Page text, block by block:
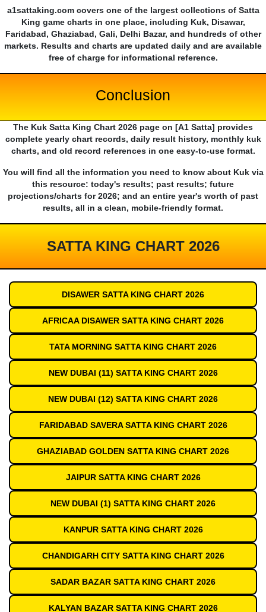
a1sattaking.com covers one of the largest collections of Satta
King game charts in one place, including Kuk, Disawar,
Faridabad, Ghaziabad, Gali, Delhi Bazar, and hundreds of other
markets. Results and charts are updated daily and are available
free of charge for informational reference.
Conclusion
The Kuk Satta King Chart 2026 page on [A1 Satta] provides
complete yearly chart records, daily result history, monthly kuk
charts, and old record references in one easy-to-use format.
You will find all the information you need to know about Kuk via
this resource: today's results; past results; future
projections/charts for 2026; and an entire year's worth of past
results, all in a clean, mobile-friendly format.
SATTA KING CHART 2026
DISAWER SATTA KING CHART 2026
AFRICAA DISAWER SATTA KING CHART 2026
TATA MORNING SATTA KING CHART 2026
NEW DUBAI (11) SATTA KING CHART 2026
NEW DUBAI (12) SATTA KING CHART 2026
FARIDABAD SAVERA SATTA KING CHART 2026
GHAZIABAD GOLDEN SATTA KING CHART 2026
JAIPUR SATTA KING CHART 2026
NEW DUBAI (1) SATTA KING CHART 2026
KANPUR SATTA KING CHART 2026
CHANDIGARH CITY SATTA KING CHART 2026
SADAR BAZAR SATTA KING CHART 2026
KALYAN BAZAR SATTA KING CHART 2026